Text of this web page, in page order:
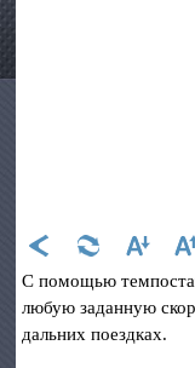
С помощью
любую заданную
дальних поездках.